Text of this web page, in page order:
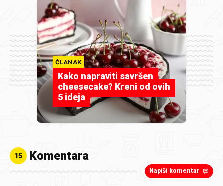
ČLANAK
Kako napraviti savršen
cheesecake? Kreni od ovih
5 ideja
15 Komentara
Napiši komentar